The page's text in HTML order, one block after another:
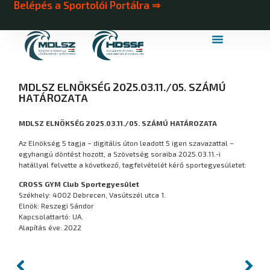
Belépés a Sportolói Portálra ⇒
MDLSZ ELNÖKSÉG 2025.03.11./05. SZÁMÚ
HATÁROZATA
MDLSZ ELNÖKSÉG 2025.03.11./05. SZÁMÚ HATÁROZATA
Az Elnökség 5 tagja – digitális úton leadott 5 igen szavazattal –
egyhangú döntést hozott, a Szövetség soraiba 2025.03.11.-i
hatállyal felvette a következő, tagfelvételét kérő sportegyesületet:
CROSS GYM Club Sportegyesület
Székhely: 4002 Debrecen, Vasútszél utca 1.
Elnök: Reszegi Sándor
Kapcsolattartó: UA.
Alapítás éve: 2022